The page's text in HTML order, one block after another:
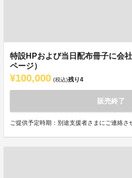
特設HPおよび当日配布冊子に会
ページ）
¥100,000 (税込)残り4
販売終了
ご提供予定時期：別途支援者さまにご連絡さ